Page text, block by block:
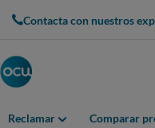
Contacta con nuestros
Reclamar Comparar